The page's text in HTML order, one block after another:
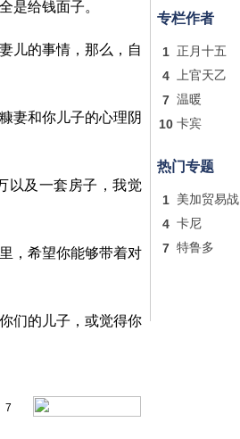
是给钱面子。
儿的事情，那么，自
妻和你儿子的心理阴
及一套房子，我觉
，希望你能够带着对
们的儿子，或觉得你
7
专栏作者
1 正月十五
4 上官天乙
7 温暖
10 卡宾
热门专题
1 美加贸易战
4 卡尼
7 特鲁多